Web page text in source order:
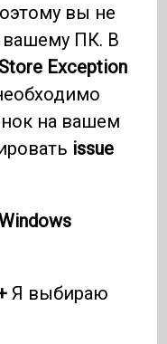
вы не
ПК. В
Store Exception
на вашем
issue
Я выбираю